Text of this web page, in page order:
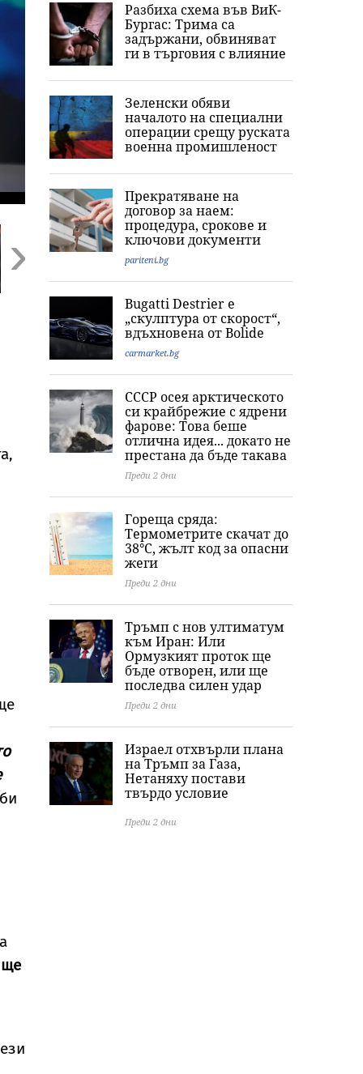
разпали мрежата:
Публикува снимка
с „гаджето от
„Кажи сбогом на
Джак“: Последните
думи и фаталната
нощ на
Монро
Гол мъж скочи
ще
Разбиха схема във ВиК-
Бургас: Трима са
задържани, обвиняват
ги в търговия с влияние
Зеленски обяви
началото на специални
операции срещу руската
военна промишленост
Прекратяване на
договор за наем:
процедура, срокове и
ключови документи
pariteni.bg
Bugatti Destrier е
„скулптура от скорост“,
вдъхновена от Bolide
carmarket.bg
СССР осея арктическото
си крайбрежие с ядрени
фарове: Това беше
отлична идея... докато не
престана да бъде такава
Преди 2 дни
Гореща сряда:
Термометрите скачат до
38°C, жълт код за опасни
жеги
Преди 2 дни
Тръмп с нов ултиматум
към Иран: Или
Ормузкият проток ще
бъде отворен, или ще
последва силен удар
Преди 2 дни
Израел отхвърли плана
на Тръмп за Газа,
Нетаняху постави
твърдо условие
Преди 2 дни